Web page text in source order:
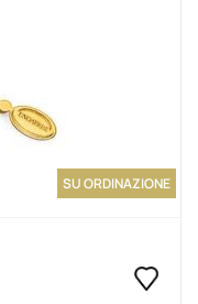
SU ORDINAZIONE